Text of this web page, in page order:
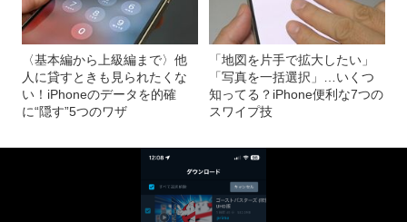
〈基本編から上級編まで〉他
人に貸すときも見られたくな
い！iPhoneのデータを的確
に“隠す”5つのワザ
「地図を片手で拡大したい」
「写真を一括選択」…いくつ
知ってる？iPhone便利な7つの
スワイプ技